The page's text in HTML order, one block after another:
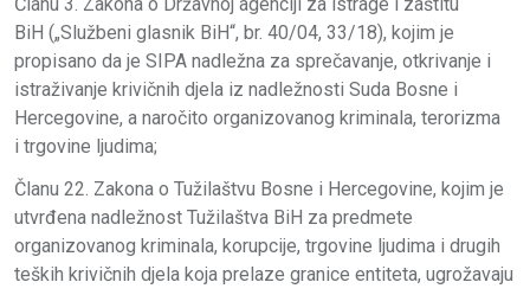
BiH („Službeni glasnik BiH“, br. 40/04, 33/18), kojim je
propisano da je SIPA nadležna za sprečavanje, otkrivanje i
istraživanje krivičnih djela iz nadležnosti Suda Bosne i
Hercegovine, a naročito organizovanog kriminala, terorizma
i trgovine ljudima;
Članu 22. Zakona o Tužilaštvu Bosne i Hercegovine, kojim je
utvrđena nadležnost Tužilaštva BiH za predmete
organizovanog kriminala, korupcije, trgovine ljudima i drugih
teških krivičnih djela koja prelaze granice entiteta, ugrožavaju